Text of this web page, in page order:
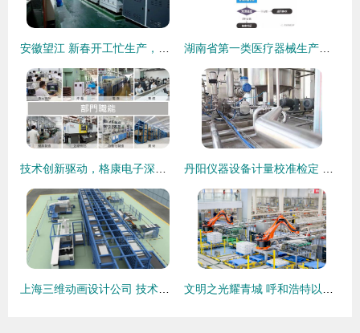
安徽望江 新春开工忙生产，技术服务助发展 湖南省第一类医疗器械生产企业备案与技术服务制作全流程指南
技术创新驱动，格康电子深耕汽车连接器定制化服务 丹阳仪器设备计量校准检定 第三方计量检测机构的技术服务价值
上海三维动画设计公司 技术服务制作与施工动画的专业优势 文明之光耀青城 呼和浩特以技术服务绘就新时代发展画卷